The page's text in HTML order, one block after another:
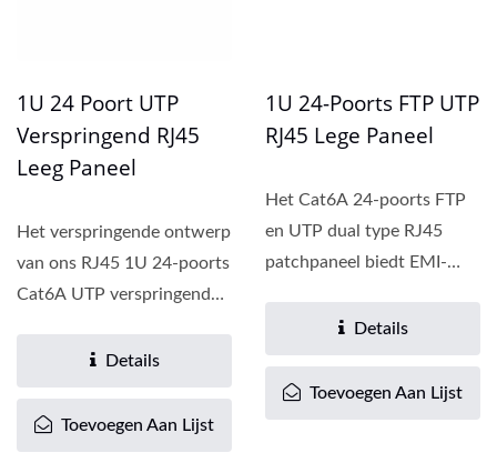
1U 24 Poort UTP
Verspringend RJ45
Leeg Paneel
Het verspringende ontwerp
van ons RJ45 1U 24-poorts
Cat6A UTP verspringend
ondersteuningsbalk...
Details
Toevoegen Aan Lijst
1U 24-Poorts FTP UTP
RJ45 Lege Paneel
Het Cat6A 24-poorts FTP
en UTP dual type RJ45
patchpaneel biedt EMI-
dichtheid...
Details
Toevoegen Aan Lijst